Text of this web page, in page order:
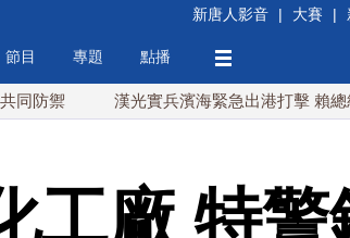
新唐人影音 | 大賽 |
節目 專題 點播
漢光實兵濱海緊急出港打擊 賴總統勗勉國
工廠 特